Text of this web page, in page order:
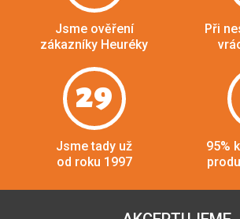
Jsme ověření
zákazníky Heuréky
Při
29
Jsme tady už
od roku 1997
95%